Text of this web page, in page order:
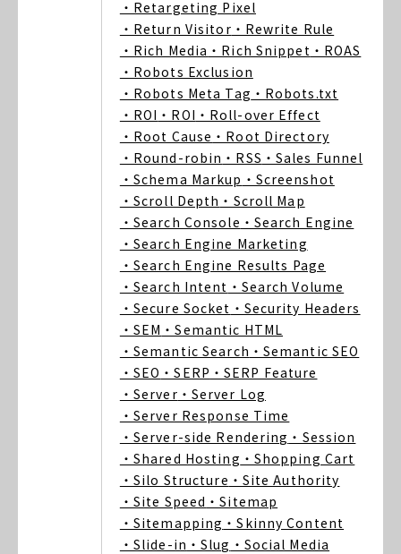
・Retargeting Pixel
・Return Visitor ・Rewrite Rule
・Rich Media ・Rich Snippet ・ROAS
・Robots Exclusion
・Robots Meta Tag ・Robots.txt
・ROI ・ROI ・Roll-over Effect
・Root Cause ・Root Directory
・Round-robin ・RSS ・Sales Funnel
・Schema Markup ・Screenshot
・Scroll Depth ・Scroll Map
・Search Console ・Search Engine
・Search Engine Marketing
・Search Engine Results Page
・Search Intent ・Search Volume
・Secure Socket ・Security Headers
・SEM ・Semantic HTML
・Semantic Search ・Semantic SEO
・SEO ・SERP ・SERP Feature
・Server ・Server Log
・Server Response Time
・Server-side Rendering ・Session
・Shared Hosting ・Shopping Cart
・Silo Structure ・Site Authority
・Site Speed ・Sitemap
・Sitemapping ・Skinny Content
・Slide-in ・Slug ・Social Media